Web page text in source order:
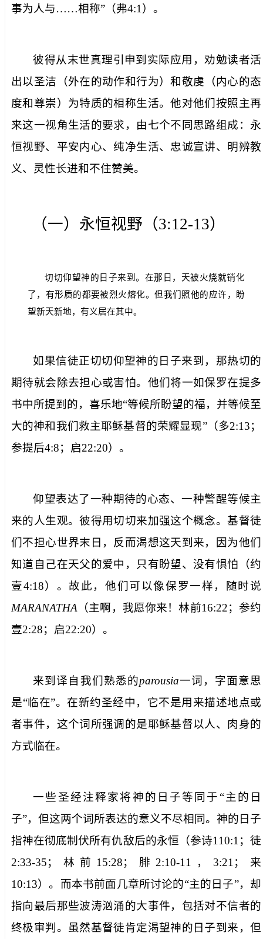
事为人与……相称”（弗4:1 ）。
彼得从末世真理引申到实际应用，劝勉读者活
出以圣洁 （外在的动作和行为）和敬虔 （内心的态
度和尊崇）为特质的相称生活。他对他们按照主再
来这一视角生活的要求，由七个不同思路组成：永
恒视野、平安内心、纯净生活、忠诚宣讲、明辨教
义、灵性长进和不住赞美。
（一）永恒视野（3:12-13）
切切仰望神的日子来到。在那日，天被火烧就销化
了，有形质的都要被烈火熔化。但我们照他的应许，盼
望新天新地，有义居在其中。
如果信徒正切切仰望神的日子来到 ，那热切的
期待就会除去担心或害怕。他们将一如保罗在提多
书中所提到的，喜乐地“等候所盼望的福，并等候至
大的神和我们救主耶稣基督的荣耀显现”（多2:13；
参提后4:8；启22:20）。
仰望表达了一种期待的心态、一种警醒等候主
来的人生观。彼得用切切来加强这个概念。基督徒
们不担心世界末日，反而渴想这天到来，因为他们
知道自己在天父的爱中，只有盼望、没有惧怕（约
壹4:18）。故此，他们可以像保罗一样，随时说
MARANATHA （主啊，我愿你来！林前16:22；参约
壹2:28；启22:20）。
来到译自我们熟悉的parousia一词，字面意思
是“临在”。在新约圣经中，它不是用来描述地点或
者事件，这个词所强调的是耶稣基督以人、肉身的
方式临在。
一些圣经注释家将神的日子等同于“主的日
子”，但这两个词所表达的意义不尽相同。 神的日子
指神在彻底制伏所有仇敌后的永恒（参诗110:1 ；徒
2:33-35；林前 15:28；腓 2:10-11 ， 3:21 ；来
10:13）。而本书前面几章所讨论的“主的日子”，却
指向最后那些波涛汹涌的大事件，包括对不信者的
终极审判。虽然基督徒肯定渴望神的日子到来，但